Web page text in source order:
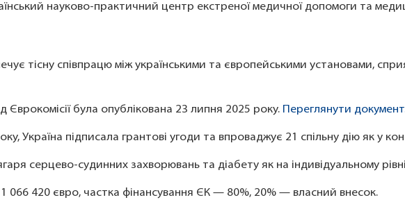
науково-практичний центр екстреної медичної допомоги та
тісну співпрацю між українськими та європейськими установами,
Єврокомісії була опублікована 23 липня 2025 року. Переглянути
Україна підписала грантові угоди та впроваджує 21 спільну дію як у
серцево-судинних захворювань та діабету як на індивідуальному
066 420 євро, частка фінансування ЄК — 80%, 20% — власний внесок.